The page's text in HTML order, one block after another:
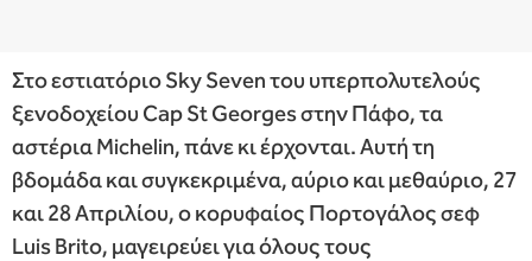
Στο εστιατόριο Sky Seven του υπερπολυτελούς
ξενοδοχείου Cap St Georges στην Πάφο, τα
αστέρια Michelin, πάνε κι έρχονται. Αυτή τη
βδομάδα και συγκεκριμένα, αύριο και μεθαύριο, 27
και 28 Απριλίου, ο κορυφαίος Πορτογάλος σεφ
Luis Brito, μαγειρεύει για όλους τους